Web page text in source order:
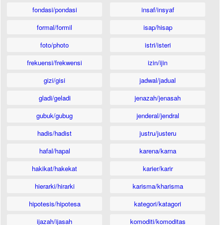
fondasi/pondasi
formal/formil
foto/photo
frekuensi/frekwensi
gizi/gisi
gladi/geladi
gubuk/gubug
hadis/hadist
hafal/hapal
hakikat/hakekat
hierarki/hirarki
hipotesis/hipotesa
ijazah/ijasah
insaf/insyaf
isap/hisap
istri/isteri
izin/ijin
jadwal/jadual
jenazah/jenasah
jenderal/jendral
justru/justeru
karena/karna
karier/karir
karisma/kharisma
kategori/katagori
komoditi/komoditas